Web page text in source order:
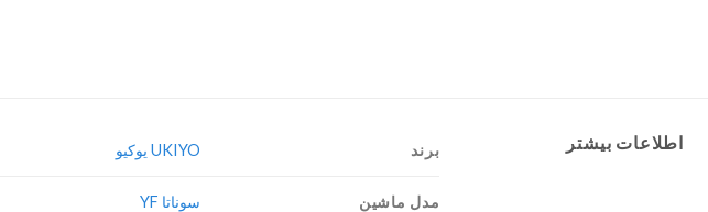
اطلاعات بیشتر برند UKIYO یوکیو
مدل ماشین سوناتا YF